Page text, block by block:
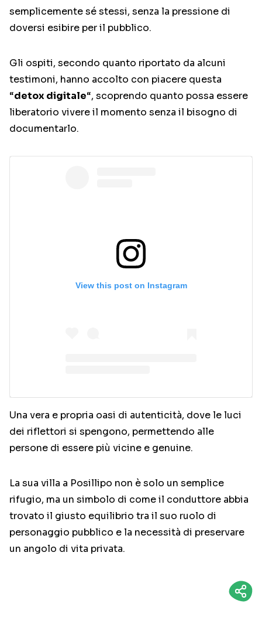
semplicemente sé stessi, senza la pressione di
doversi esibire per il pubblico.
Gli ospiti, secondo quanto riportato da alcuni
testimoni, hanno accolto con piacere questa
“detox digitale“, scoprendo quanto possa essere
liberatorio vivere il momento senza il bisogno di
documentarlo.
View this post on Instagram
Una vera e propria oasi di autenticità, dove le luci
dei riflettori si spengono, permettendo alle
persone di essere più vicine e genuine.
La sua villa a Posillipo non è solo un semplice
rifugio, ma un simbolo di come il conduttore abbia
trovato il giusto equilibrio tra il suo ruolo di
personaggio pubblico e la necessità di preservare
un angolo di vita privata.